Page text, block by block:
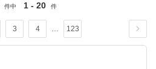
件中 1 - 20 件
3 4 … 123